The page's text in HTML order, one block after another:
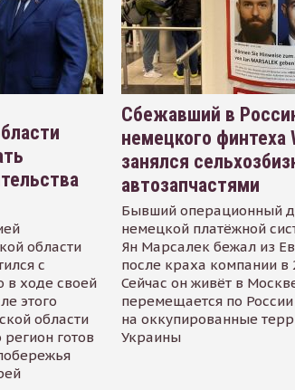
области
с
в ходе своей
этого
области
готов
Сбежавший в
немецкого финтеха
занялся
автозапчастями
Бывший операционный
немецкой платёжной
Ян Марсалек бежал из
после краха компании в
Сейчас он живёт в
перемещается по
на оккупированные
Украины